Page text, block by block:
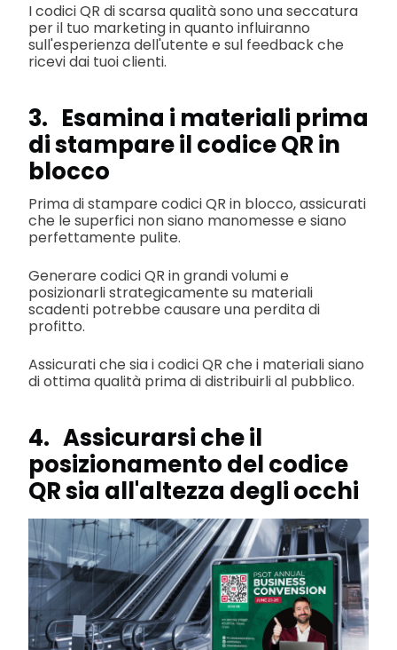
I codici QR di scarsa qualità sono una seccatura
per il tuo marketing in quanto influiranno
sull'esperienza dell'utente e sul feedback che
ricevi dai tuoi clienti.
3. Esamina i materiali prima
di stampare il codice QR in
blocco
Prima di stampare codici QR in blocco, assicurati
che le superfici non siano manomesse e siano
perfettamente pulite.
Generare codici QR in grandi volumi e
posizionarli strategicamente su materiali
scadenti potrebbe causare una perdita di
profitto.
Assicurati che sia i codici QR che i materiali siano
di ottima qualità prima di distribuirli al pubblico.
4. Assicurarsi che il
posizionamento del codice
QR sia all'altezza degli occhi